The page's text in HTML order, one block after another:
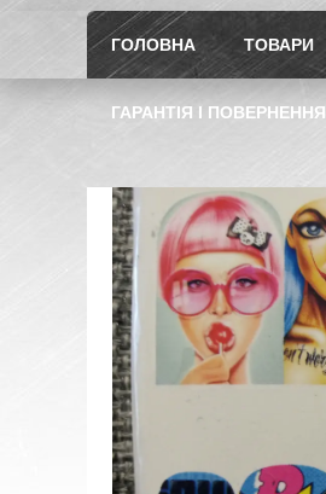
ГОЛОВНА ТОВАРИ
ГАРАНТІЯ І ПОВЕРНЕННЯ